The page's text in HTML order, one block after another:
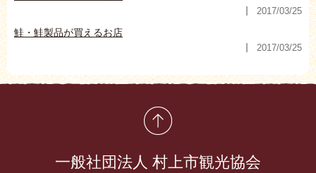
2017/03/25
鮭・鮭製品が買えるお店
2017/03/25
一般社団法人 村上市観光協会